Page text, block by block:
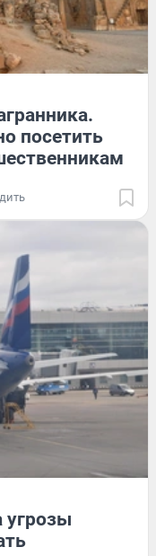
посетить
угрозы